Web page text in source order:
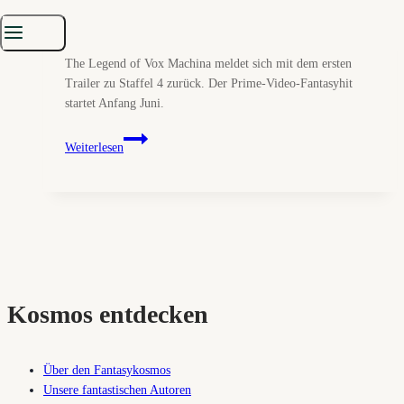
The Legend of Vox Machina meldet sich mit dem ersten
Trailer zu Staffel 4 zurück. Der Prime-Video-Fantasyhit
startet Anfang Juni.
Weiterlesen
The
Legend
Liebling
nächsten
Albtraum
Kosmos entdecken
Über den Fantasykosmos
Unsere fantastischen Autoren